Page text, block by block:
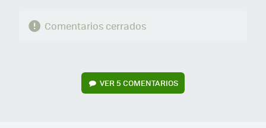
Comentarios cerrados
VER5 COMENTARIOS